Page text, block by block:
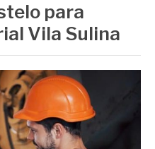
para
Vila Sulina